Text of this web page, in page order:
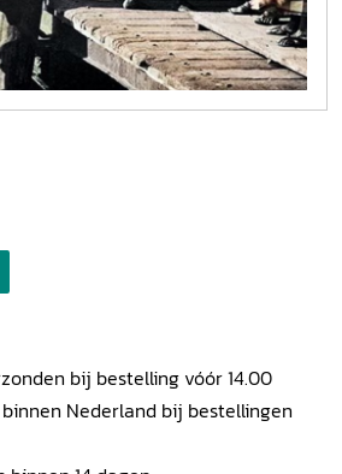
bij bestelling vóór 14.00
Nederland bij bestellingen